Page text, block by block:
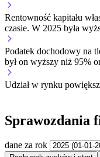
Rentowność kapitału
czasie. W 2025 była
Podatek dochodowy na
był on wyższy niż 95%
Udział w rynku
Sprawozdania
dane za rok